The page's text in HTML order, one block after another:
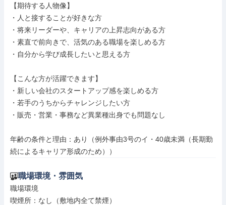
【期待する人物像】
・人と接することが好きな方
・将来リーダーや、キャリアの上昇志向がある方
・素直で前向きで、活気のある職場を楽しめる方
・自分から学び成長したいと思える方
【こんな方が活躍できます】
・新しい会社のスタートアップ感を楽しめる方
・若手のうちからチャレンジしたい方
・販売・営業・事務など異業種出身でも問題なし
年齢の条件と理由：あり（例外事由3号のイ・40歳未満（長期勤
続によるキャリア形成のため））
職場環境・雰囲気
職場環境
喫煙所：なし（敷地内全て禁煙）